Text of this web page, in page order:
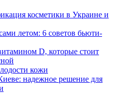
косметики в Украине и
летом: 6 советов бьюти-
D, которые стоит
кожи
надежное решение для